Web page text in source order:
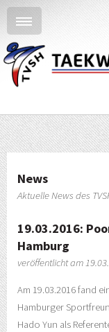
News
Aktuelle News des
19.03.2016:
Hamburg
veröffentlicht am
Am 19.03.2016 fand
Hamburger
Hado Yun als